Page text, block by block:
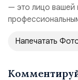
— это лицо вашей
Напечатать